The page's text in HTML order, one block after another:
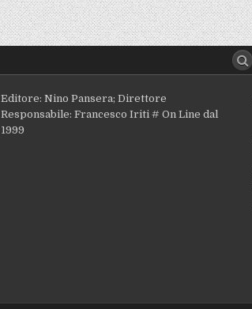
Editore: Nino Pansera; Direttore
Responsabile: Francesco Iriti # On Line dal
1999